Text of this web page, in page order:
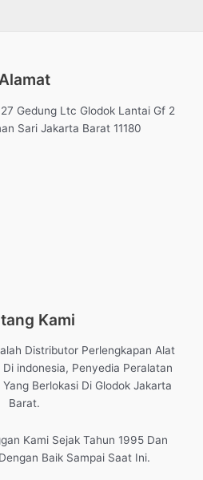
Gedung Ltc Glodok Lantai Gf 2
Sari Jakarta Barat 11180
Kami
Distributor Perlengkapan Alat
indonesia, Penyedia Peralatan
Berlokasi Di Glodok Jakarta
Barat.
Kami Sejak Tahun 1995 Dan
Baik Sampai Saat Ini.